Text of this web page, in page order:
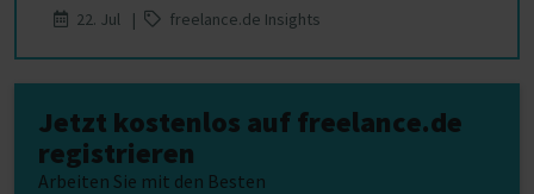
22. Jul |
freelance.de Insights
Jetzt kostenlos auf freelance.de
registrieren
Arbeiten Sie mit den Besten